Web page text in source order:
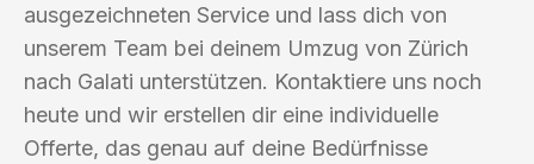
ausgezeichneten Service und lass dich von
unserem Team bei deinem Umzug von Zürich
nach Galati unterstützen. Kontaktiere uns noch
heute und wir erstellen dir eine individuelle
Offerte, das genau auf deine Bedürfnisse